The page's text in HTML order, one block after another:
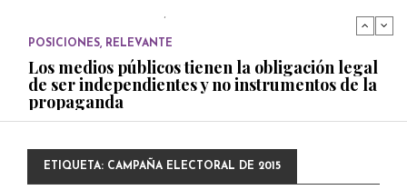
POSICIONES, RELEVANTE
Los medios públicos tienen la obligación legal
de ser independientes y no instrumentos de la
propaganda
PUBLICADO EL 27 NOVIEMBRE, 2022
Consejos ciudadanos e IFT deben garantizar
ETIQUETA: CAMPAÑA ELECTORAL DE 2015